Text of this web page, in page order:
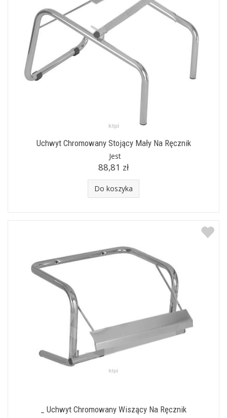
Uchwyt Chromowany Stojący Mały Na Ręcznik
Jest
88,81 zł
Do koszyka
_ Uchwyt Chromowany Wiszący Na Ręcznik